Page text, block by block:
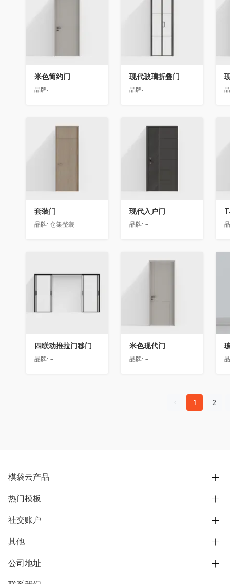
米色简约门
品牌: -
现代玻璃折叠门
品牌: -
收藏
套装门
品牌: 仓集整装
收藏
现代入户门
品牌: -
四联动推拉门移门
品牌: -
收藏
米色现代门
品牌: -
1 2
模袋云产品
别墅设计营销
模型协同展示分享
别墅社区
热门模板
欧式别墅
中式别墅
社交账户
B站
抖音
微信公众号
其他
用户服务协议
隐私政策
公司地址